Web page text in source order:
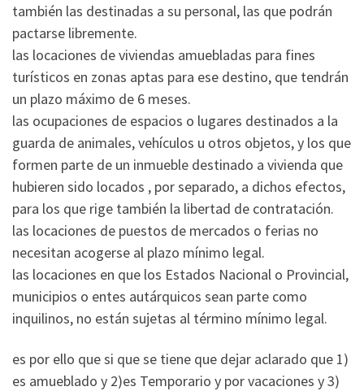
también las destinadas a su personal, las que podrán
pactarse libremente.
las locaciones de viviendas amuebladas para fines
turísticos en zonas aptas para ese destino, que tendrán
un plazo máximo de 6 meses.
las ocupaciones de espacios o lugares destinados a la
guarda de animales, vehículos u otros objetos, y los que
formen parte de un inmueble destinado a vivienda que
hubieren sido locados , por separado, a dichos efectos,
para los que rige también la libertad de contratación.
las locaciones de puestos de mercados o ferias no
necesitan acogerse al plazo mínimo legal.
las locaciones en que los Estados Nacional o Provincial,
municipios o entes autárquicos sean parte como
inquilinos, no están sujetas al término mínimo legal.
es por ello que si que se tiene que dejar aclarado que 1)
es amueblado y 2)es Temporario y por vacaciones y 3)